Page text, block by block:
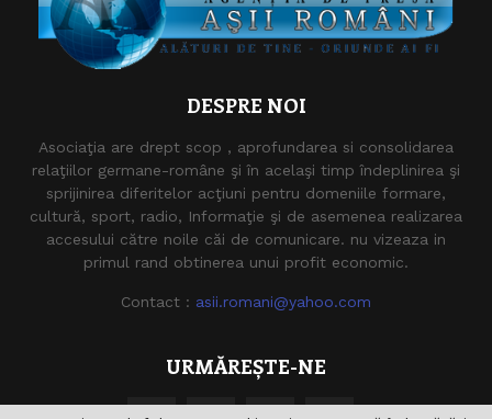
DESPRE NOI
Asociaţia are drept scop , aprofundarea si consolidarea
relaţiilor germane-române şi în acelaşi timp îndeplinirea şi
sprijinirea diferitelor acţiuni pentru domeniile formare,
cultură, sport, radio, Informaţie şi de asemenea realizarea
accesului către noile căi de comunicare. nu vizeaza in
primul rand obtinerea unui profit economic.
Contact : asii.romani@yahoo.com
URMĂREȘTE-NE